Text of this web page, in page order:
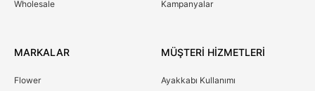
Wholesale Kampanyalar
MARKALAR
Flower
MÜŞTERİ HİZMETLERİ
Ayakkabı Kullanımı